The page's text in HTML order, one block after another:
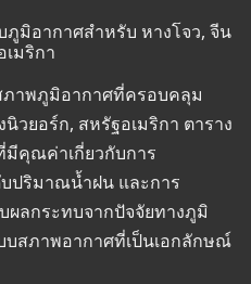
มิอากาศสำหรับ หางโจว, จีน
เมริกา
ภาพภูมิอากาศที่ครอบคลุม
วยอร์ก, สหรัฐอเมริกา ตาราง
มีคุณค่าเกี่ยวกับการ
ปริมาณน้ำฝน และการ
ผลกระทบจากปัจจัยทางภูมิ
บสภาพอากาศที่เป็นเอกลักษณ์